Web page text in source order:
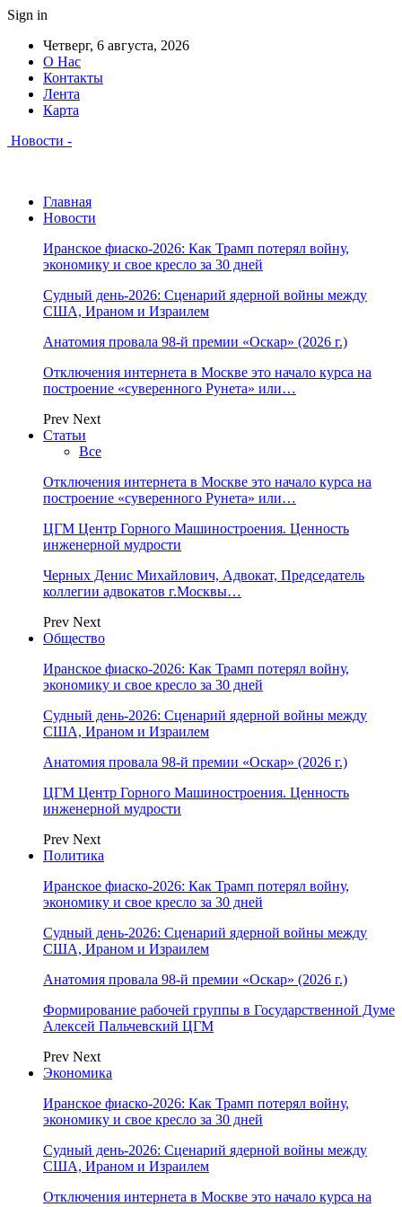
Sign in
Четверг, 6 августа, 2026
О Нас
Контакты
Лента
Карта
Новости -
Главная
Новости
Иранское фиаско-2026: Как Трамп потерял войну,
экономику и свое кресло за 30 дней
Судный день-2026: Сценарий ядерной войны между
США, Ираном и Израилем
Анатомия провала 98-й премии «Оскар» (2026 г.)
Отключения интернета в Москве это начало курса на
построение «суверенного Рунета» или…
Prev Next
Статьи
Все
Отключения интернета в Москве это начало курса на
построение «суверенного Рунета» или…
ЦГМ Центр Горного Машиностроения. Ценность
инженерной мудрости
Черных Денис Михайлович, Адвокат, Председатель
коллегии адвокатов г.Москвы…
Prev Next
Общество
Иранское фиаско-2026: Как Трамп потерял войну,
экономику и свое кресло за 30 дней
Судный день-2026: Сценарий ядерной войны между
США, Ираном и Израилем
Анатомия провала 98-й премии «Оскар» (2026 г.)
ЦГМ Центр Горного Машиностроения. Ценность
инженерной мудрости
Prev Next
Политика
Иранское фиаско-2026: Как Трамп потерял войну,
экономику и свое кресло за 30 дней
Судный день-2026: Сценарий ядерной войны между
США, Ираном и Израилем
Анатомия провала 98-й премии «Оскар» (2026 г.)
Формирование рабочей группы в Государственной Думе
Алексей Пальчевский ЦГМ
Prev Next
Экономика
Иранское фиаско-2026: Как Трамп потерял войну,
экономику и свое кресло за 30 дней
Судный день-2026: Сценарий ядерной войны между
США, Ираном и Израилем
Отключения интернета в Москве это начало курса на